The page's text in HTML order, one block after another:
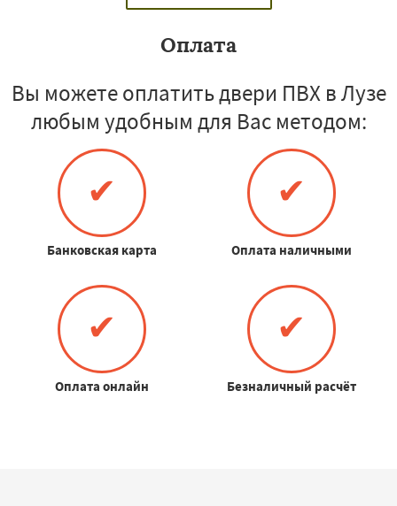
Оплата
Вы можете оплатить двери ПВХ в Лузе
любым удобным для Вас методом:
✔
Банковская карта
✔
Оплата наличными
✔
Оплата онлайн
✔
Безналичный расчёт